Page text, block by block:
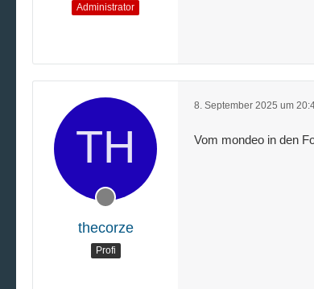
Administrator
thecorze
Profi
8. September 2025 um
Vom mondeo in den